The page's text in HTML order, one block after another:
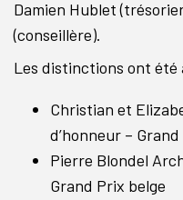
Damien Hublet
(conseillère).
Les distinctions ont été
Christian et
d’honneur –
Pierre Blondel
Grand Prix belge